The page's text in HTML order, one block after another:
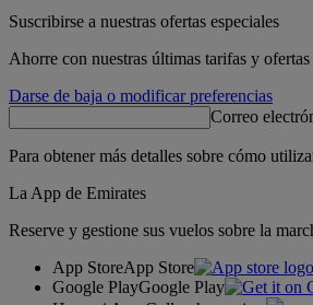
Suscribirse a nuestras ofertas especiales
Ahorre con nuestras últimas tarifas y ofertas
Darse de baja o modificar preferencias
Correo
Para obtener más detalles sobre cómo
La App de Emirates
Reserve y gestione sus vuelos sobre la
App StoreApp Store
Google PlayGoogle Play